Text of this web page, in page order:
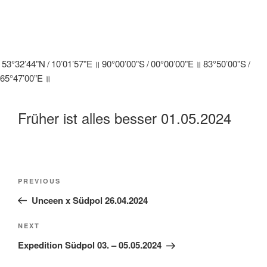
53°32’44”N / 10’01’57”E ॥ 90°00’00”S / 00°00’00”E ॥ 83°50’00”S /
65°47’00”E ॥
Früher ist alles besser 01.05.2024
Previous
Post
PREVIOUS
Unceen x Südpol 26.04.2024
Next
Post
NEXT
Expedition Südpol 03. – 05.05.2024